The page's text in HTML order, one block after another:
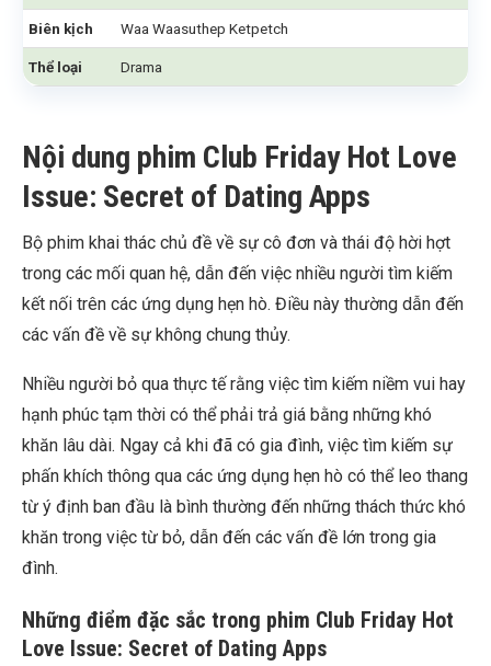
Biên kịch Waa Waasuthep Ketpetch
Thể loại Drama
Nội dung phim Club Friday Hot Love
Issue: Secret of Dating Apps
Bộ phim khai thác chủ đề về sự cô đơn và thái độ hời hợt
trong các mối quan hệ, dẫn đến việc nhiều người tìm kiếm
kết nối trên các ứng dụng hẹn hò. Điều này thường dẫn đến
các vấn đề về sự không chung thủy.
Nhiều người bỏ qua thực tế rằng việc tìm kiếm niềm vui hay
hạnh phúc tạm thời có thể phải trả giá bằng những khó
khăn lâu dài. Ngay cả khi đã có gia đình, việc tìm kiếm sự
phấn khích thông qua các ứng dụng hẹn hò có thể leo thang
từ ý định ban đầu là bình thường đến những thách thức khó
khăn trong việc từ bỏ, dẫn đến các vấn đề lớn trong gia
đình.
Những điểm đặc sắc trong phim Club Friday Hot
Love Issue: Secret of Dating Apps